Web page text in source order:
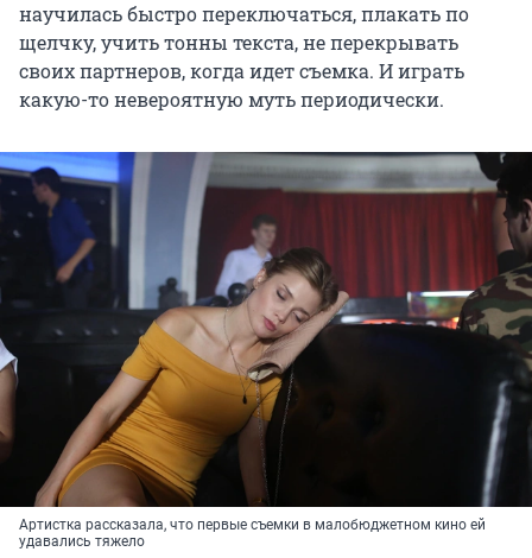
научилась быстро переключаться, плакать по
щелчку, учить тонны текста, не перекрывать
своих партнеров, когда идет съемка. И играть
какую-то невероятную муть периодически.
Артистка рассказала, что первые съемки в малобюджетном кино ей
удавались тяжело